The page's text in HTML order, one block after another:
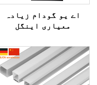
اے یو گودام زیادہ
معیاری اینگل
ایکسٹروژن ہاؤسنگ
چینل مبہم کور لائٹ
اسٹرپ بار دبا کر
لگانے والی ایل ای ڈی